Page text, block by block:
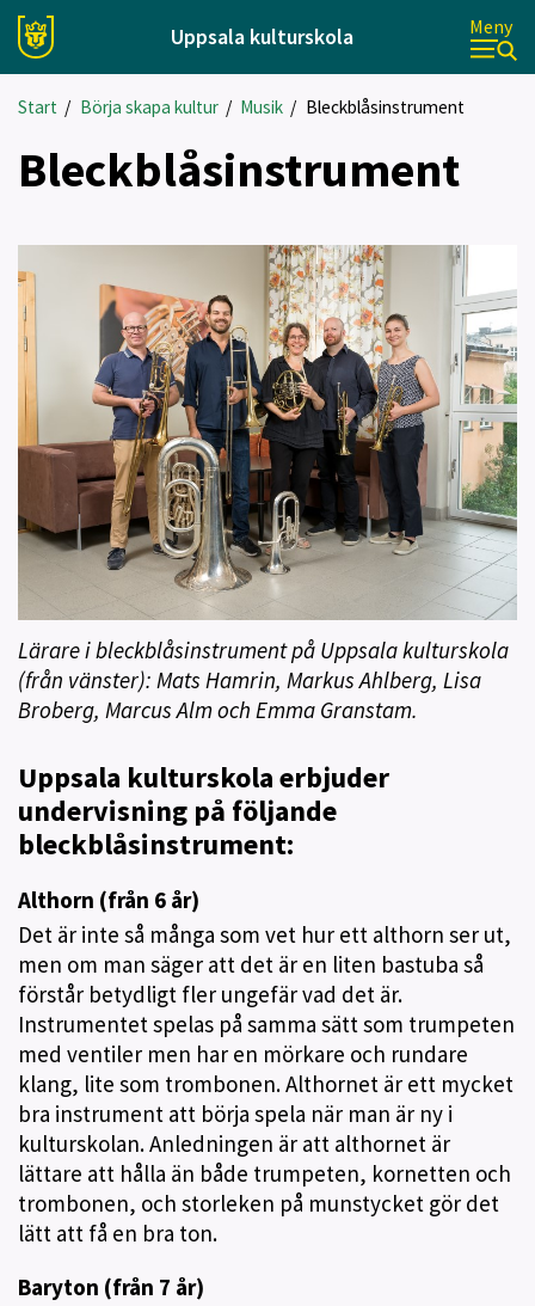
Uppsala kulturskola Meny
Start / Börja skapa kultur/ Musik / Bleckblåsinstrument
Bleckblåsinstrument
Lärare i bleckblåsinstrument på Uppsala kulturskola
(från vänster): Mats Hamrin, Markus Ahlberg, Lisa
Broberg, Marcus Alm och Emma Granstam.
Uppsala kulturskola erbjuder
undervisning på följande
bleckblåsinstrument:
Althorn (från 6 år)
Det är inte så många som vet hur ett althorn ser ut,
men om man säger att det är en liten bastuba så
förstår betydligt fler ungefär vad det är.
Instrumentet spelas på samma sätt som trumpeten
med ventiler men har en mörkare och rundare
klang, lite som trombonen. Althornet är ett mycket
bra instrument att börja spela när man är ny i
kulturskolan. Anledningen är att althornet är
lättare att hålla än både trumpeten, kornetten och
trombonen, och storleken på munstycket gör det
lätt att få en bra ton.
Baryton (från 7 år)